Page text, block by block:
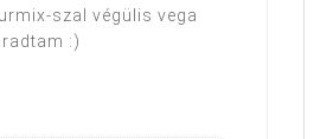
szal végülis vega
:)